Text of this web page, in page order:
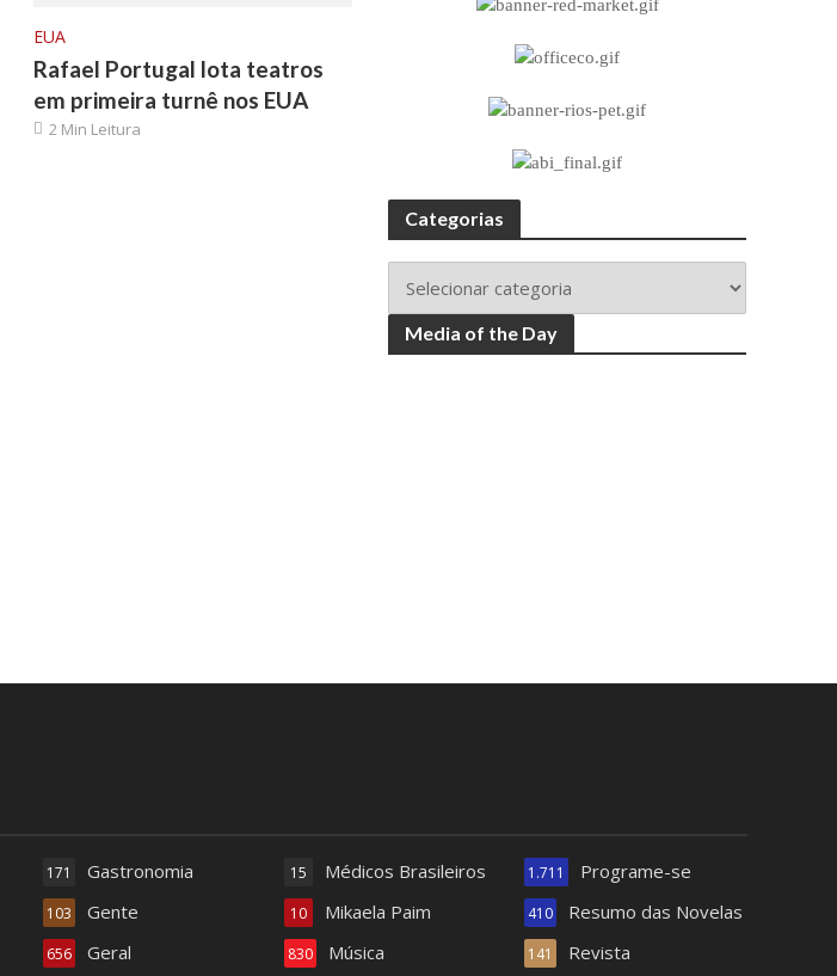
EUA
Rafael Portugal lota teatros
em primeira turnê nos EUA
2 Min Leitura
Categorias
Media of the Day
Gastronomia
171
Gente
103
Geral
656
Médicos Brasileiros
15
Mikaela Paim
10
Música
830
Programe-se
1.711
Resumo das Novelas
410
Revista
141